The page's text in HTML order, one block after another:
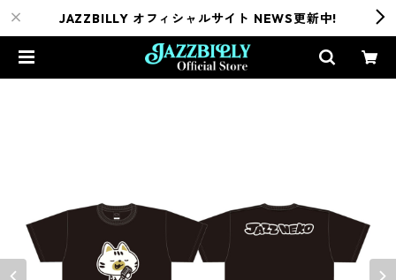
JAZZBILLY オフィシャルサイト NEWS更新中!